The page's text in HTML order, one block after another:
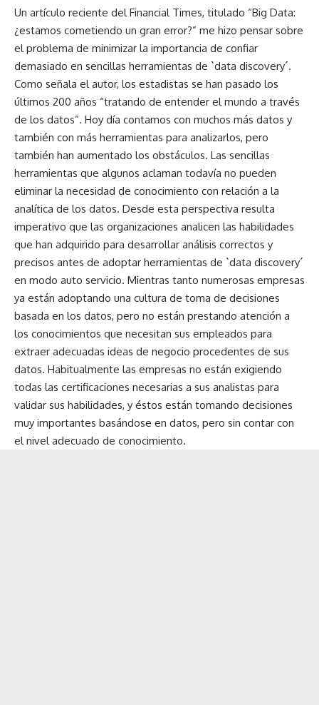
Un artículo reciente del Financial Times, titulado “Big Data:
¿estamos cometiendo un gran error?” me hizo pensar sobre
el problema de minimizar la importancia de confiar
demasiado en sencillas herramientas de `data discovery´.
Como señala el autor, los estadistas se han pasado los
últimos 200 años “tratando de entender el mundo a través
de los datos”. Hoy día contamos con muchos más datos y
también con más herramientas para analizarlos, pero
también han aumentado los obstáculos. Las sencillas
herramientas que algunos aclaman todavía no pueden
eliminar la necesidad de conocimiento con relación a la
analítica de los datos. Desde esta perspectiva resulta
imperativo que las organizaciones analicen las habilidades
que han adquirido para desarrollar análisis correctos y
precisos antes de adoptar herramientas de `data discovery´
en modo auto servicio. Mientras tanto numerosas empresas
ya están adoptando una cultura de toma de decisiones
basada en los datos, pero no están prestando atención a
los conocimientos que necesitan sus empleados para
extraer adecuadas ideas de negocio procedentes de sus
datos. Habitualmente las empresas no están exigiendo
todas las certificaciones necesarias a sus analistas para
validar sus habilidades, y éstos están tomando decisiones
muy importantes basándose en datos, pero sin contar con
el nivel adecuado de conocimiento.